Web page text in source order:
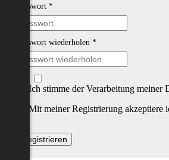
Passwort *
Passwort wiederholen *
Ich stimme der Verarbeitung meiner
Mit meiner Registrierung akzeptiere